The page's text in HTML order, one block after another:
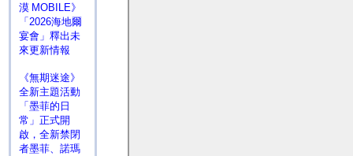
漠 MOBILE》
「2026海地爾
宴會」釋出未
來更新情報
《無期迷途》
全新主題活動
「墨菲的日
常」正式開
啟，全新禁閉
者墨菲、諾瑪